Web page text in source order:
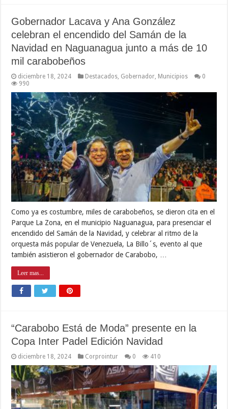
Gobernador Lacava y Ana González
celebran el encendido del Samán de la
Navidad en Naguanagua junto a más de 10
mil carabobeños
diciembre 18, 2024 Destacados, Gobernador, Municipios
0
990
Como ya es costumbre, miles de carabobeños, se dieron cita en el
Parque La Zona, en el municipio Naguanagua, para presenciar el
encendido del Samán de la Navidad, y celebrar al ritmo de la
orquesta más popular de Venezuela, La Billo´s, evento al que
también asistieron el gobernador de Carabobo, …
Leer mas...
“Carabobo Está de Moda” presente en la
Copa Inter Padel Edición Navidad
diciembre 18, 2024 Corprointur 0 410